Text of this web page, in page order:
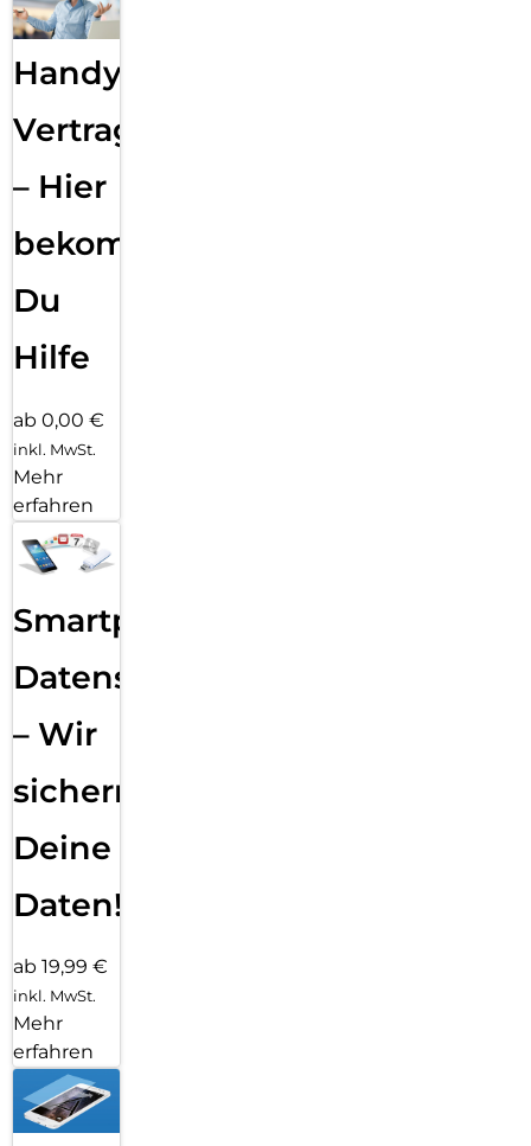
Handy
Vertragsabwicklung
– Hier
bekommst
Du
Hilfe
ab 0,00 €
inkl. MwSt.
Mehr
erfahren
Smartphone
Datensicherung
– Wir
sichern
Deine
Daten!
ab 19,99 €
inkl. MwSt.
Mehr
erfahren